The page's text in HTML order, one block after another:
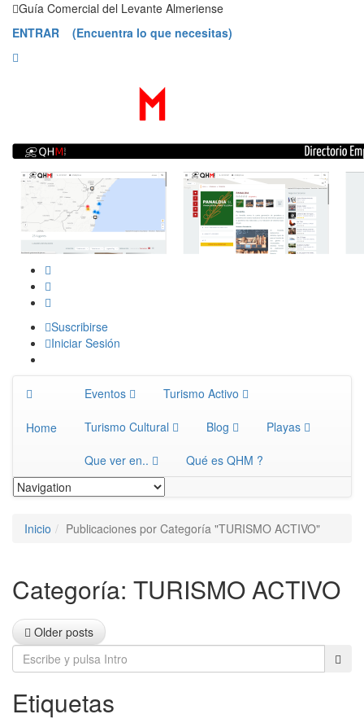
SaltarGuía Comercial del Levante Almeriense
ENTRAR (Encuentra lo que necesitas)
Suscribirse
Iniciar Sesión
Home
Eventos Turismo Activo
Turismo Cultural Blog Playas
Que ver en.. Qué es QHM ?
Inicio Publicaciones por Categoría "TURISMO ACTIVO"
Categoría: TURISMO ACTIVO
Posts
navigation
Older posts
Etiquetas